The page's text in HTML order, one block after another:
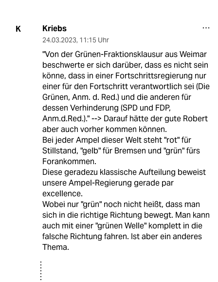
K Kriebs
24.03.2023, 11:15 Uhr
"Von der Grünen-Fraktionsklausur aus Weimar
beschwerte er sich darüber, dass es nicht sein
könne, dass in einer Fortschrittsregierung nur
einer für den Fortschritt verantwortlich sei (Die
Grünen, Anm. d. Red.) und die anderen für
dessen Verhinderung (SPD und FDP,
Anm.d.Red.)." --> Darauf hätte der gute Robert
aber auch vorher kommen können.
Bei jeder Ampel dieser Welt steht "rot" für
Stillstand, "gelb" für Bremsen und "grün" fürs
Forankommen.
Diese geradezu klassische Aufteilung beweist
unsere Ampel-Regierung gerade par
excellence.
Wobei nur "grün" noch nicht heißt, dass man
sich in die richtige Richtung bewegt. Man kann
auch mit einer "grünen Welle" komplett in die
falsche Richtung fahren. Ist aber ein anderes
Thema.